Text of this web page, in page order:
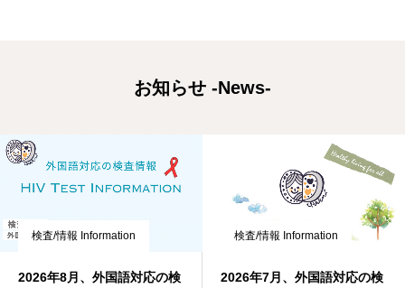
お知らせ -News-
検査/情報 Information
2026年7月、外国語対応の検
検査/情報 Information
2026年6月、外国語対応の検